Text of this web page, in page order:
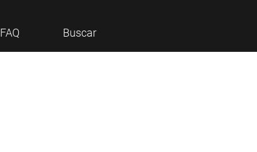
FAQ Buscar